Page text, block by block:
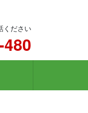
ください